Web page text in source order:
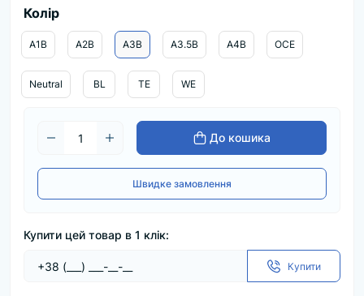
Колір
A1B A2B A3B A3.5B A4B OCE
Neutral BL TE WE
До кошика
Швидке замовлення
Купити цей товар в 1 клік:
Купити